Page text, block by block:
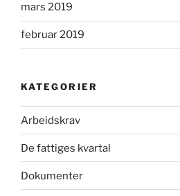
mars 2019
februar 2019
KATEGORIER
Arbeidskrav
De fattiges kvartal
Dokumenter